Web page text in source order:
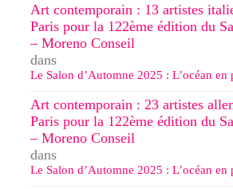
Art contemporain : 13 artistes
Paris pour la 122ème édition du
– Moreno Conseil
dans
Le Salon d’Automne 2025 : L’océan en
Art contemporain : 23 artistes
Paris pour la 122ème édition du
– Moreno Conseil
dans
Le Salon d’Automne 2025 : L’océan en